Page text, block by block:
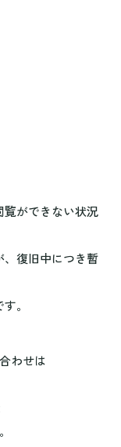
覧ができない状況
、復旧中につき暫
。
わせは